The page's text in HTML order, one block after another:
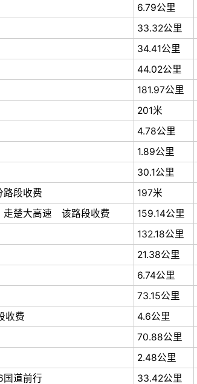
6.79公里
33.32公里
34.41公里
44.02公里
181.97公里
201米
4.78公里
1.89公里
30.1公里
段收费
197米
走楚大高速 该路段收费
159.14公里
132.18公里
21.38公里
6.74公里
73.15公里
收费
4.6公里
70.88公里
2.48公里
道前行
33.42公里